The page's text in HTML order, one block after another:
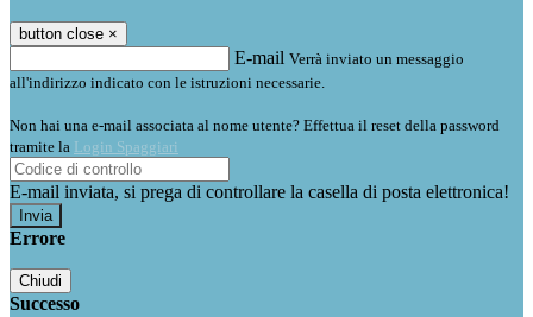
button close ×
E-mail Verrà inviato un messaggio
all'indirizzo indicato con le istruzioni necessarie.
Non hai una e-mail associata al nome utente? Effettua il reset della password
tramite la Login Spaggiari
E-mail inviata, si prega di controllare la casella di posta elettronica!
Errore
Chiudi
Successo